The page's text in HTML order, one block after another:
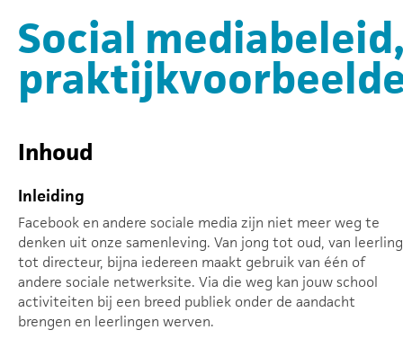
Social
Inhoud
Inleiding
Facebook en andere sociale media zijn niet meer weg te
denken uit onze samenleving. Van jong tot oud, van leerling
tot directeur, bijna iedereen maakt gebruik van één of
andere sociale netwerksite. Via die weg kan jouw school
activiteiten bij een breed publiek onder de aandacht
brengen en leerlingen werven.